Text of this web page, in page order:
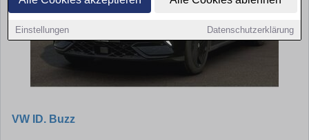
Einstellungen Datenschutzerklärung
VW ID. Buzz